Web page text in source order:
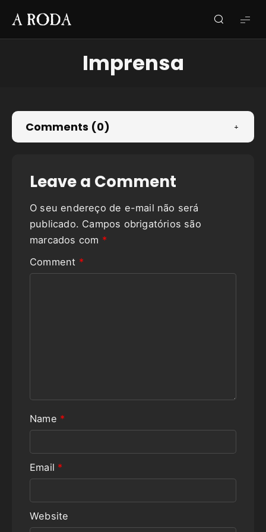
A
RODA
Imprensa
Comments (0)
Leave a Comment
O seu endereço de e-mail não será
publicado. Campos obrigatórios são
marcados com *
Comment *
Name *
Email *
Website